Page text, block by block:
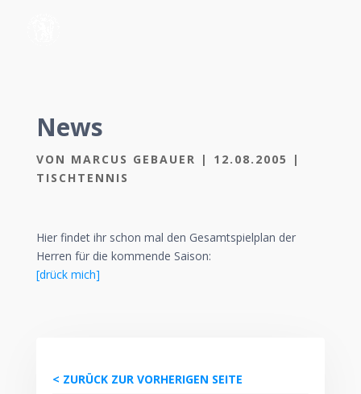
News
VON MARCUS GEBAUER | 12.08.2005
|
TISCHTENNIS
Hier findet ihr schon mal den Gesamtspielplan der
Herren für die kommende Saison:
[drück mich]
< ZURÜCK ZUR VORHERIGEN SEITE